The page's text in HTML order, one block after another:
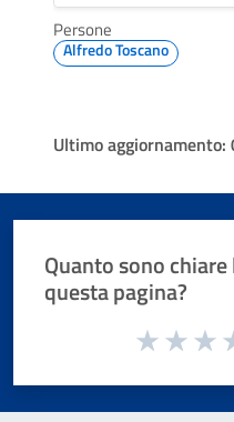
Persone
Alfredo Toscano
Ultimo aggiornamento:
Quanto sono
questa pagina?
Valuta da 1 a 5 stelle la